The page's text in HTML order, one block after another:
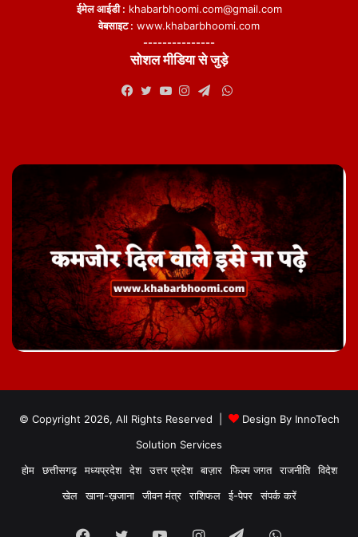
ईमेल आईडी : khabarbhoomi.com@gmail.com
वेबसाइट : www.khabarbhoomi.com
---------------
सोशल मीडिया से जुड़े
WhatsApp
© Copyright 2026, All Rights Reserved | Design By InnoTech
Solution Services
होम
छत्तीसगढ़ मध्यप्रदेश देश उत्तर प्रदेश बाज़ार फिल्म जगत राजनीति
विदेश
खेल
खाना-ख़जाना जीवन मंत्र राशिफल ई-पेपर संपर्क करें